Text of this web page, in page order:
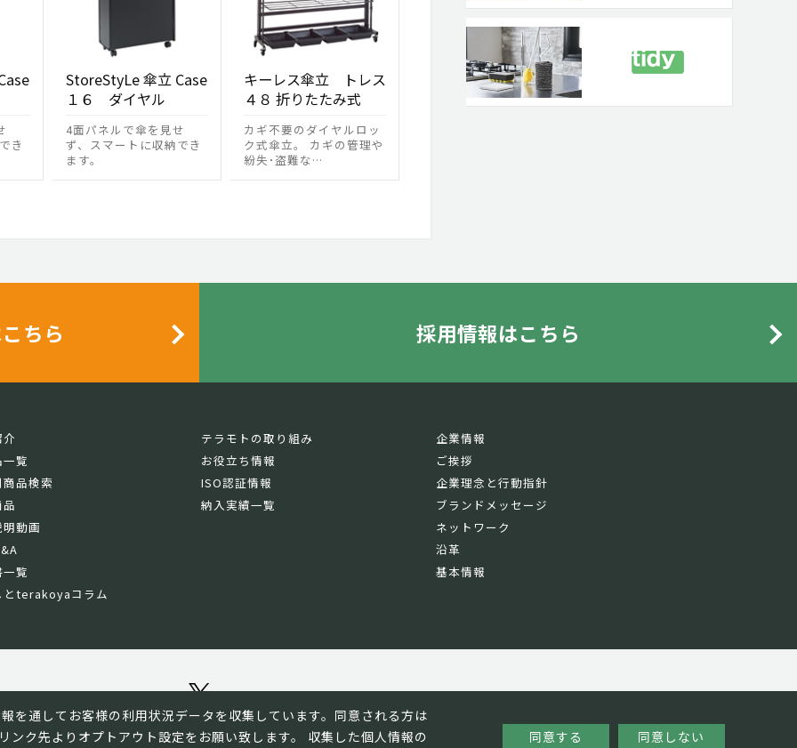
き
StoreStyLe 傘立 Case
１６ ダイヤル
4面パネルで傘を見せ
ず、スマートに収納でき
ます。
キーレス傘立 トレス
４８ 折りたたみ式
カギ不要のダイヤルロッ
ク式傘立。 カギの管理や
紛失･盗難な…
通してお客様の利用状況データを収集しています。同意される方は
ク先よりオプトアウト設定をお願い致します。 収集した個人情報の
同意する 同意しない
ちら 採用情報はこちら
覧
品検索
動画
覧
とterakoyaコラム
テラモトの取り組み
お役立ち情報
ISO認証情報
納入実績一覧
企業情報
ご挨拶
企業理念と行動指針
ブランドメッセージ
ネットワーク
沿革
基本情報